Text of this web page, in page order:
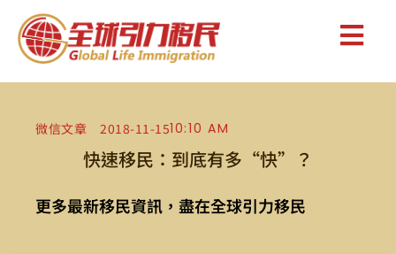
微信文章 2018-11-1510:10 AM
快速移民：到底有多“快”？
更多最新移民資訊，盡在全球引力移民